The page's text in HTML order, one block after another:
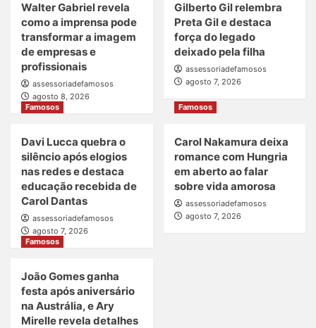
Walter Gabriel revela
como a imprensa pode
transformar a imagem
de empresas e
profissionais
assessoriadefamosos
agosto 8, 2026
Gilberto Gil relembra
Preta Gil e destaca
força do legado
deixado pela filha
assessoriadefamosos
agosto 7, 2026
Famosos
Davi Lucca quebra o
silêncio após elogios
nas redes e destaca
educação recebida de
Carol Dantas
assessoriadefamosos
agosto 7, 2026
Famosos
Carol Nakamura deixa
romance com Hungria
em aberto ao falar
sobre vida amorosa
assessoriadefamosos
agosto 7, 2026
Famosos
João Gomes ganha
festa após aniversário
na Austrália, e Ary
Mirelle revela detalhes